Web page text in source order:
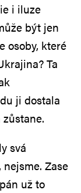
i iluze
být jen
osoby, které
Ta
ji dostala
svá
Zase
už to